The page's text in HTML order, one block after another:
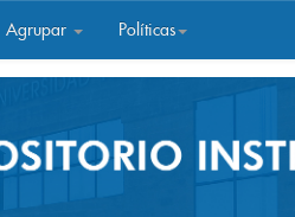
Agrupar Políticas